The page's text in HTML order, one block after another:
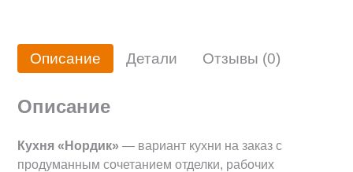
Описание Детали Отзывы (0)
Описание
Кухня «Нордик»— вариант кухни на заказ с
продуманным сочетанием отделки, рабочих